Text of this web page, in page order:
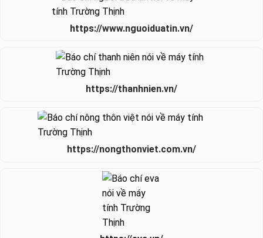
https://www.nguoiduatin.vn/
https://thanhnien.vn/
https://nongthonviet.com.vn/